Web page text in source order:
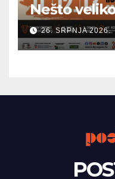
Nešto
26. SRPNJA 2026.